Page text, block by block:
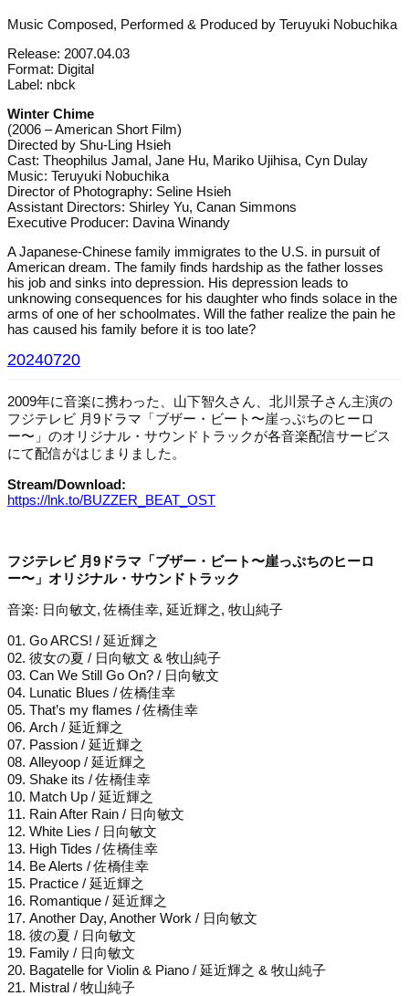
Music Composed, Performed & Produced by Teruyuki Nobuchika
Release: 2007.04.03
Format: Digital
Label: nbck
Winter Chime
(2006 – American Short Film)
Directed by Shu-Ling Hsieh
Cast: Theophilus Jamal, Jane Hu, Mariko Ujihisa, Cyn Dulay
Music: Teruyuki Nobuchika
Director of Photography: Seline Hsieh
Assistant Directors: Shirley Yu, Canan Simmons
Executive Producer: Davina Winandy
A Japanese-Chinese family immigrates to the U.S. in pursuit of
American dream. The family finds hardship as the father losses
his job and sinks into depression. His depression leads to
unknowing consequences for his daughter who finds solace in the
arms of one of her schoolmates. Will the father realize the pain he
has caused his family before it is too late?
20240720
2009年に音楽に携わった、山下智久さん、北川景子さん主演の
フジテレビ 月9ドラマ「ブザー・ビート〜崖っぷちのヒーロ
ー〜」のオリジナル・サウンドトラックが各音楽配信サービス
にて配信がはじまりました。
Stream/Download:
https://lnk.to/BUZZER_BEAT_OST
フジテレビ 月9ドラマ「ブザー・ビート〜崖っぷちのヒーロ
ー〜」オリジナル・サウンドトラック
音楽: 日向敏文, 佐橋佳幸, 延近輝之, 牧山純子
01. Go ARCS! / 延近輝之
02. 彼女の夏 / 日向敏文 & 牧山純子
03. Can We Still Go On? / 日向敏文
04. Lunatic Blues / 佐橋佳幸
05. That’s my flames / 佐橋佳幸
06. Arch / 延近輝之
07. Passion / 延近輝之
08. Alleyoop / 延近輝之
09. Shake its / 佐橋佳幸
10. Match Up / 延近輝之
11. Rain After Rain / 日向敏文
12. White Lies / 日向敏文
13. High Tides / 佐橋佳幸
14. Be Alerts / 佐橋佳幸
15. Practice / 延近輝之
16. Romantique / 延近輝之
17. Another Day, Another Work / 日向敏文
18. 彼の夏 / 日向敏文
19. Family / 日向敏文
20. Bagatelle for Violin & Piano / 延近輝之 & 牧山純子
21. Mistral / 牧山純子